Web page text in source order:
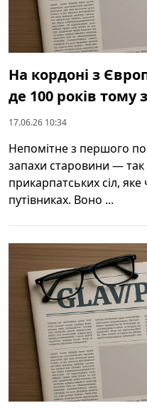
На кордоні з
де 100 років тому
17.06.26 10:34
Непомітне з першого
запахи старовини —
прикарпатських сіл,
путівниках. Воно ...